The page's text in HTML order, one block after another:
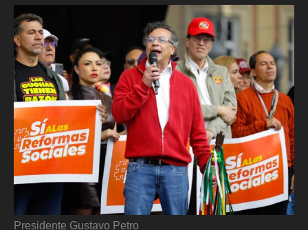
Presidente Gustavo Petro